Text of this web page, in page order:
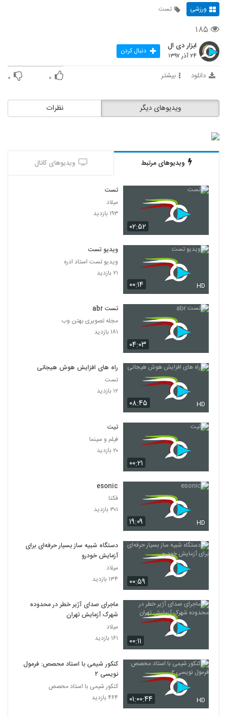
ورزشی تست
۱۸۵
ابزار دی ال
۲۴ آذر ۱۳۹۷ دنبال کردن
دانلود بیشتر ۰ ۰
نظرات ویدیوهای دیگر
ویدیوهای مرتبط ویدیوهای کانال
۰۲:۵۲
تست
میلاد
۱۹۳ بازدید
۰۰:۱۴ HD
ویدیو تست
ویدیو تست استاد ادره
۲۱ بازدید
۰۴:۰۳
تست abr
مجله تصویری بهتن وب
۱۸۱ بازدید
۰۸:۴۵ HD
راه های افزایش هوش هیجانی
تست
۱۲ بازدید
۰۰:۲۱
تیت
فیلم و سینما
۲۰ بازدید
۱۹:۰۹ HD
esonic
فکتا
۳۰۱ بازدید
۰۰:۵۹
دستگاه شبیه ساز بسیار حرفه‌ای برای
آزمایش خودرو
میلاد
۱۳۴ بازدید
۰۰:۱۱
ماجرای صدای آژیر خطر در محدوده
شهرک آزمایش تهران
میلاد
۱۶۱ بازدید
۰۱:۰۰:۴۴ HD
کنکور شیمی با استاد محصص: فرمول
نویسی ۲
کنکور شیمی با استاد محصص
۴۶۴ بازدید